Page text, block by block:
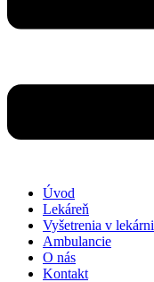
Úvod
Lekáreň
Vyšetrenia v lekárni
Ambulancie
O nás
Kontakt